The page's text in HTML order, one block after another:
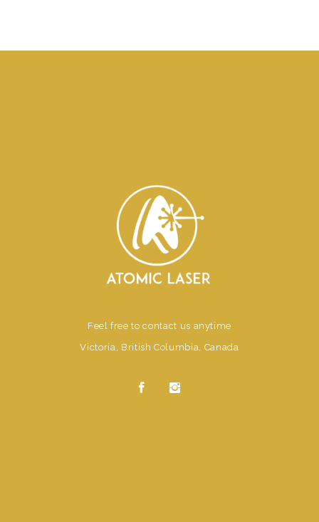
Feel free to contact us anytime
Victoria, British Columbia, Canada